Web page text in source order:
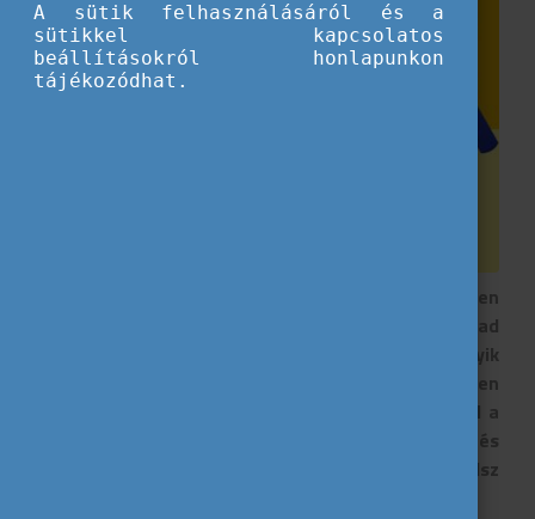
Külföldre szeretnél menni, de nem tudod milyen
lehetőségeid vannak? Kipróbálnád magad
nemzetközi környezetben, de nem tudod melyik
országot válaszd? Ne aggódj, mi mindenben
támogatunk! Infografikánkon összeszedtük neked a
legfontosabb külföldi programlehetőségeket és
azokat az oldalakat, ahol a legegyszerűbben tudsz
A sütik felhasználásáról és a
sütikkel kapcsolatos
beállításokról honlapunkon
tájékozódhat.